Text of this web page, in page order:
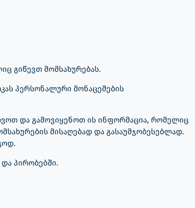
გიწევთ მომსახურებას.
პერსონალური მონაცემების
და გამოვიყენოთ ის ინფორმაცია, რომელიც
მისაღებად და გასაუმჯობესებლად.
პირობებში.